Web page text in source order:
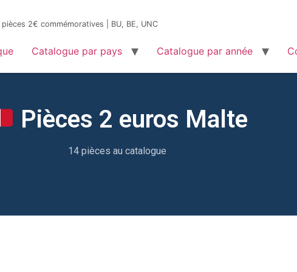
pièces 2€ commémoratives | BU, BE, UNC
Catalogue par pays Catalogue par année
Pièces 2 euros Malte
14 pièces au catalogue